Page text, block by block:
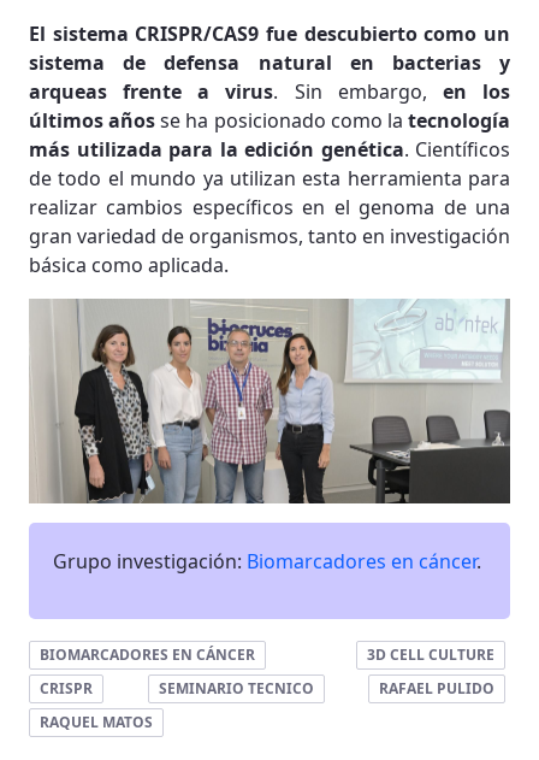
El sistema CRISPR/CAS9 fue descubierto como un
sistema de defensa natural en bacterias y
arqueas frente a virus. Sin embargo, en los
últimos añosse ha posicionado como latecnología
más utilizada para la edición genética. Científicos
de todo el mundo ya utilizan esta herramienta para
realizar cambios específicos en el genoma de una
gran variedad de organismos, tanto en investigación
básica como aplicada.
Grupo investigación: Biomarcadores en cáncer.
BIOMARCADORES EN CÁNCER
3D CELL CULTURE
CRISPR
SEMINARIO TECNICO
RAFAEL PULIDO
RAQUEL MATOS